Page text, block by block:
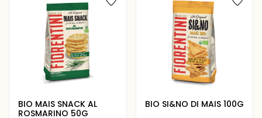
BIO MAIS SNACK AL
ROSMARINO 50G
BIO SI&NO DI MAIS 100G